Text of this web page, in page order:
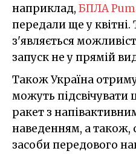
наприклад, БПЛА
передали ще у
з'являється
запуск не у прямій
Також Україна
можуть підсвічувати
ракет з
наведенням, а також,
засоби передового